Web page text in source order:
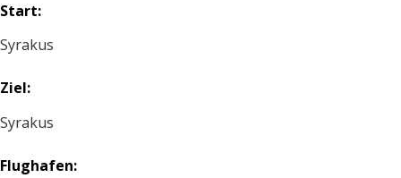
Start:
Syrakus
Ziel:
Syrakus
Flughafen: